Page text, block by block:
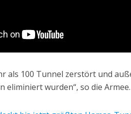
als 100 Tunnel zerstört und
eliminiert wurden“, so die Armee.